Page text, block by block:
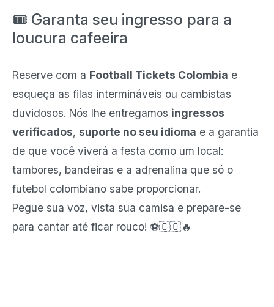
🎟️ Garanta seu ingresso para a
loucura cafeeira
Reserve com a Football Tickets Colombia e
esqueça as filas intermináveis ou cambistas
duvidosos. Nós lhe entregamos ingressos
verificados, suporte no seu idioma e a garantia
de que você viverá a festa como um local:
tambores, bandeiras e a adrenalina que só o
futebol colombiano sabe proporcionar.
Pegue sua voz, vista sua camisa e prepare-se
para cantar até ficar rouco! ⚽🇨🇴🔥